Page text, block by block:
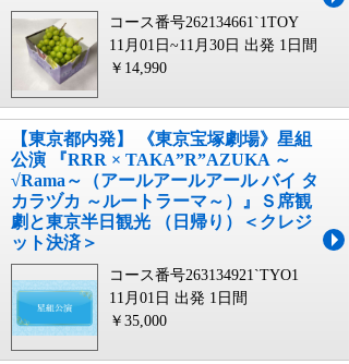
コース番号262134661`1TOY
11月01日~11月30日 出発 1日間
￥14,990
【東京都内発】 《東京宝塚劇場》星組
公演 『RRR × TAKA”R”AZUKA ～
√Rama～（アールアールアール バイ タ
カラヅカ ～ルートラーマ～）』Ｓ席観
劇と東京半日観光 （日帰り）＜クレジ
ット決済＞
コース番号263134921`TYO1
11月01日 出発 1日間
￥35,000